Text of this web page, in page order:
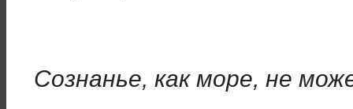
Сознанье, как море, не